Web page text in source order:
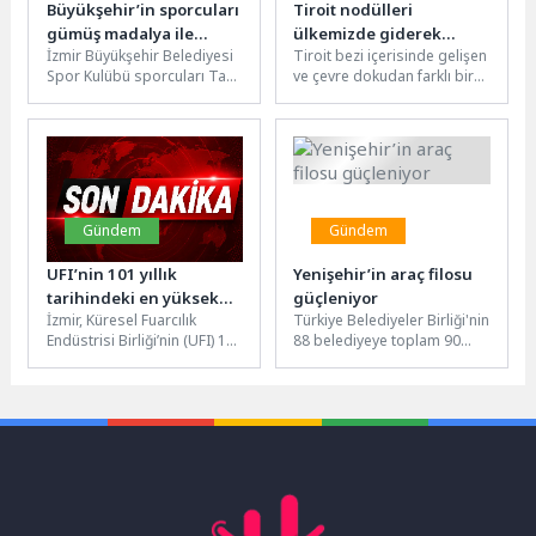
Büyükşehir’in sporcuları
gümüş madalya ile
döndü
İzmir Büyükşehir Belediyesi
Spor Kulübü sporcuları Taha
Delfin Eylül Avcı,...
Tiroit nodülleri
ülkemizde giderek
artıyor!
Tiroit bezi içerisinde gelişen
ve çevre dokudan farklı bir
dünya genelinde...
Gündem
UFI’nin 101 yıllık
tarihindeki en yüksek
katılımlı bölgesel
konferans oldu
İzmir, Küresel Fuarcılık
Endüstrisi Birliği’nin (UFI) 101
Gündem
Yenişehir’in araç filosu
güçleniyor
Türkiye Belediyeler Birliği'nin
88 belediyeye toplam 90